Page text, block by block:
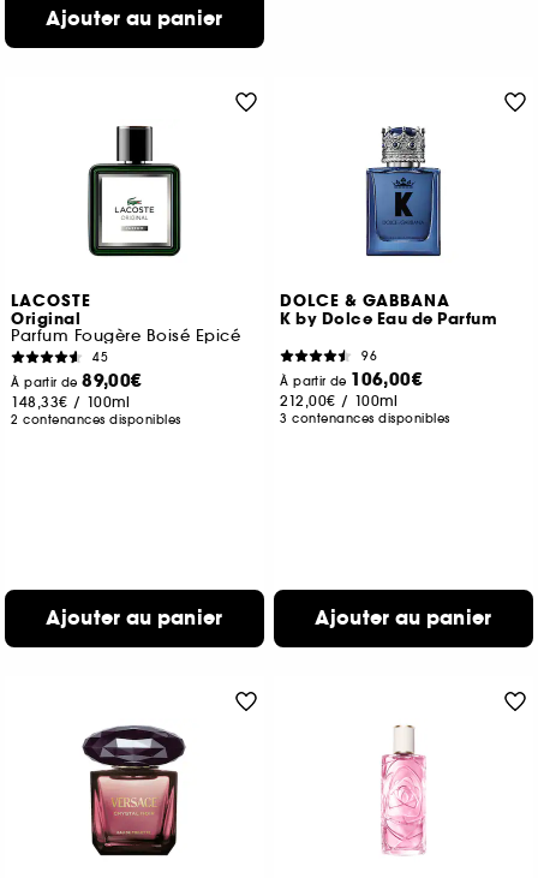
Ajouter au panier
LACOSTE
Original
Parfum Fougère Boisé Epicé
45
À partir de89,00€
148,33€ / 100ml
2 contenances disponibles
Ajouter au panier
DOLCE & GABBANA
K by Dolce Eau de Parfum
96
À partir de 106,00€
212,00€ / 100ml
3 contenances disponibles
Ajouter au panier